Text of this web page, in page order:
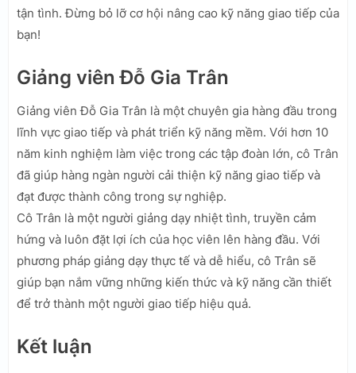
tận tình. Đừng bỏ lỡ cơ hội nâng cao kỹ năng giao tiếp của
bạn!
Giảng viên Đỗ Gia Trân
Giảng viên Đỗ Gia Trân là một chuyên gia hàng đầu trong
lĩnh vực giao tiếp và phát triển kỹ năng mềm. Với hơn 10
năm kinh nghiệm làm việc trong các tập đoàn lớn, cô Trân
đã giúp hàng ngàn người cải thiện kỹ năng giao tiếp và
đạt được thành công trong sự nghiệp.
Cô Trân là một người giảng dạy nhiệt tình, truyền cảm
hứng và luôn đặt lợi ích của học viên lên hàng đầu. Với
phương pháp giảng dạy thực tế và dễ hiểu, cô Trân sẽ
giúp bạn nắm vững những kiến thức và kỹ năng cần thiết
để trở thành một người giao tiếp hiệu quả.
Kết luận